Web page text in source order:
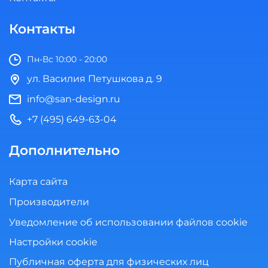
Контакты
Пн-Вс 10:00 - 20:00
ул. Василия Петушкова д. 9
info@san-design.ru
+7 (495) 649-63-04
Дополнительно
Карта сайта
Производители
Уведомление об использовании файлов cookie
Настройки cookie
Публичная оферта для физических лиц